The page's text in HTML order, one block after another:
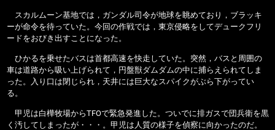
スカルムーン基地では，ガンダル司令が地球を眺めており，ブラッキ
ーが命令を待っていた。今回の作戦では，東京侵略をしてデュークフリ
ードをおびき出すことになった。
ひかるを乗せたバスは首都高速を快走していた。突然，バスと周囲の
車は道路から吸い上げられて，円盤獣ダムダムの中に捕らえられてしま
った。入り口は閉じられ，天井には巨大なスパイクがぶら下がってい
る。
甲児は白樺牧場からTFOで緊急発進した。ついでに排ガスで団兵衛を黒
く汚してしまったが・・・。甲児は人質の様子を偵察に向かったのだ。